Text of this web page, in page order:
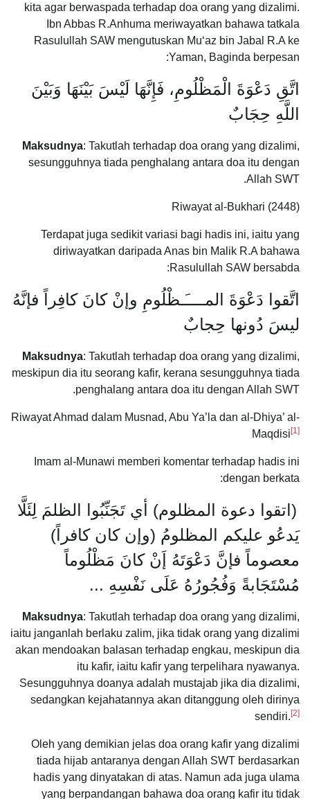
kita agar berwaspada terhadap doa orang yang dizalimi.
Ibn Abbas R.Anhuma meriwayatkan bahawa tatkala
Rasulullah SAW mengutuskan Mu‘az bin Jabal R.A ke
Yaman, Baginda berpesan:
اتَّقِ دَعْوَةَ الْمَظْلُومِ، فَإِنَّهَا لَيْسَ بَيْنَهَا وَبَيْنَ
اللَّهِ حِجَابٌ
Maksudnya: Takutlah terhadap doa orang yang dizalimi,
sesungguhnya tiada penghalang antara doa itu dengan
Allah SWT.
Riwayat al-Bukhari (2448)
Terdapat juga sedikit variasi bagi hadis ini, iaitu yang
diriwayatkan daripada Anas bin Malik R.A bahawa
Rasulullah SAW bersabda:
اتَّقوا دَعْوَةَ المــــَـظْلُومِ وإنْ كانَ كافِراً فإنَّهُ
ليسَ دُونها حِجابٌ
Maksudnya: Takutlah terhadap doa orang yang dizalimi,
meskipun dia itu seorang kafir, kerana sesungguhnya tiada
penghalang antara doa itu dengan Allah SWT.
Riwayat Ahmad dalam Musnad, Abu Ya’la dan al-Dhiya’ al-
Maqdisi[1]
Imam al-Munawi memberi komentar terhadap hadis ini
dengan berkata:
(اتقوا دعوة المظلوم) أي تَجَنِّبُوا الظلمَ لِئَلَّا
يَدعُو عليكم المظلومُ (وإن كان كافراً)
معصوماً فإنَّ دَعْوَتَهُ إَنْ كانَ مَظْلُوماً
مُسْتَجَابةً وَفُجُورُهُ عَلَى نَفْسِهِ ...
Maksudnya: Takutlah terhadap doa orang yang dizalimi,
iaitu janganlah berlaku zalim, jika tidak orang yang dizalimi
akan mendoakan balasan terhadap engkau, meskipun dia
itu kafir, iaitu kafir yang terpelihara nyawanya.
Sesungguhnya doanya adalah mustajab jika dia dizalimi,
sedangkan kejahatannya akan ditanggung oleh dirinya
sendiri.[2]
Oleh yang demikian jelas doa orang kafir yang dizalimi
tiada hijab antaranya dengan Allah SWT berdasarkan
hadis yang dinyatakan di atas. Namun ada juga ulama
yang berpandangan bahawa doa orang kafir itu tidak